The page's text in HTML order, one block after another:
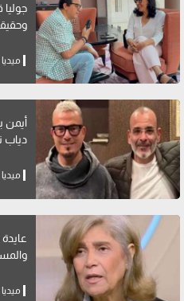
ميديا
أيمن
دياب
ميديا
ميديا